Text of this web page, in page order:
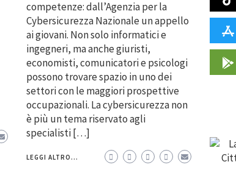
competenze: dall’Agenzia per la
Cybersicurezza Nazionale un appello
ai giovani. Non solo informatici e
ingegneri, ma anche giuristi,
economisti, comunicatori e psicologi
possono trovare spazio in uno dei
settori con le maggiori prospettive
occupazionali. La cybersicurezza non
è più un tema riservato agli
specialisti […]
LEGGI ALTRO...